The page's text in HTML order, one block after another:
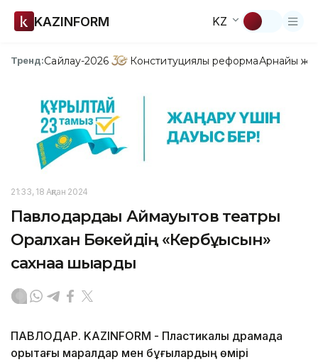
KAZINFORM KZ
Тренд:Сайлау-2026 Конституциялық реформаАрнайы
21:33, 18 Ақпан 2024
Павлодардағы Аймауытов театры
Оралхан Бөкейдің «Кербұғысын»
сахнаға шығарды
ПАВЛОДАР. KAZINFORM - Пластикалық драмада
қорықтағы маралдар мен бұғылардың өмірі